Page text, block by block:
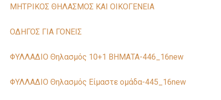
ΜΗΤΡΙΚΟΣ ΘΗΛΑΣΜΟΣ ΚΑΙ ΟΙΚΟΓΕΝΕΙΑ
ΟΔΗΓΟΣ ΓΙΑ ΓΟΝΕΙΣ
ΦΥΛΛΑΔΙΟ Θηλασμός 10+1 ΒΗΜΑΤΑ-446_16new
ΦΥΛΛΑΔΙΟ Θηλασμός Είμαστε ομάδα-445_16new